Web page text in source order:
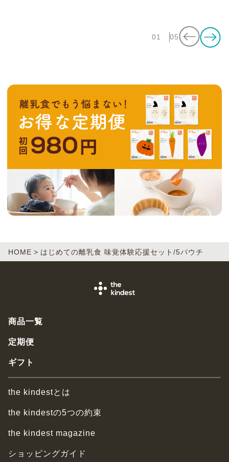
01 05
HOME はじめての離乳食 味覚体験応援セット/5パウチ
商品一覧
定期便
ギフト
the kindestとは
the kindestの5つの約束
the kindest magazine
ショッピングガイド